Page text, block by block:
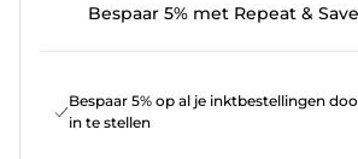
Bespaar 5% met Repeat & Save
Bespaar 5% op al je inktbestellingen
in te stellen